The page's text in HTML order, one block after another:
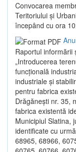
Convocarea
Teritoriului și
începând cu ora
Raportul informării
„Introducerea
funcțională
industriale și
pentru fabrica
Drăgănești nr. 35,
fabrica existentă
Municipiul Slatina,
identificate cu
68965, 68966,